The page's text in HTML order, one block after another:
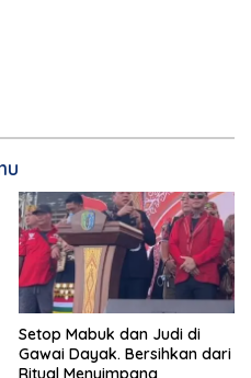
Setop Mabuk dan Judi di
Gawai Dayak. Bersihkan dari
Ritual Menyimpang